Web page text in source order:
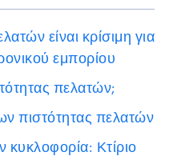
είναι κρίσιμη για
εμπορίου
πελατών;
πιστότητας πελατών
Κτίριο